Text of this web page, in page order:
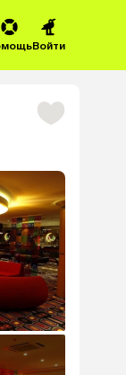
Войти